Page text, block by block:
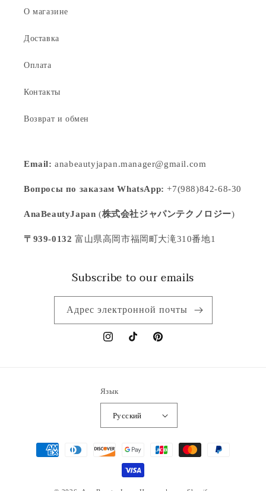
О магазине
Доставка
Оплата
Контакты
Возврат и обмен
Email:anabeautyjapan.manager@gmail.com
Вопросы по заказам WhatsApp:+7(988)842-68-30
AnaBeautyJapan (株式会社ジャパンテクノロジー)
〒939-0132 富山県高岡市福岡町大滝310番地1
Subscribe to our emails
Адрес электронной почты
InstagramTikTok Pinterest
Язык
Русский
Способы
оплаты